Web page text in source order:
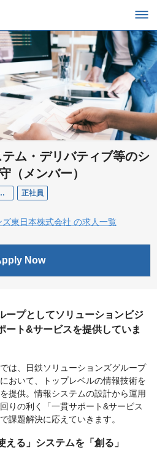
ム・デリバティブ等のシ
（メンバー）
のシステム導入～運用保守（メンバー） 正社員
東日本株式会社 の求人一覧
Now
ープとしてソリューションビジ
ート&サービスを提供していま
は、日鉄ソリューションズグループ
おいて、トップレベルの情報技術を
提供。情報システムの設計から運用
りの利く「一貫サポート&サービス
課題解決に応えていきます。
る」システムを「創る」